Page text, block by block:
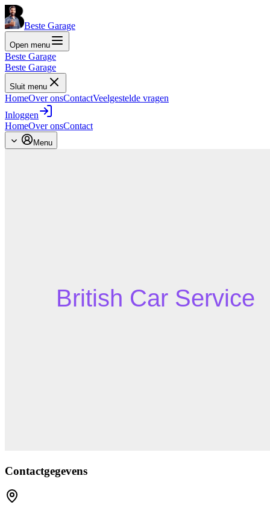
Beste Garage
Open menu
Beste Garage
Beste Garage
Sluit menu
HomeOver onsContactVeelgestelde vragen
Inloggen
HomeOver onsContact
Menu
Contactgegevens